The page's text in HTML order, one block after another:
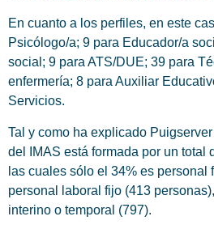
En cuanto a los perfiles, en este
Psicólogo/a; 9 para Educador/a
social; 9 para ATS/DUE; 39 para
enfermería; 8 para Auxiliar
Servicios.
Tal y como ha explicado
del IMAS está formada por un total
las cuales sólo el 34% es personal
personal laboral fijo (413
interino o temporal (797).